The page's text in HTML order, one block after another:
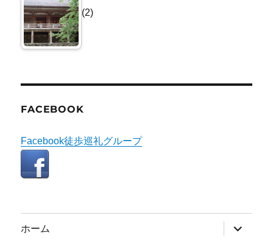
(2)
FACEBOOK
Facebook徒歩巡礼グループ
ホーム
ブ